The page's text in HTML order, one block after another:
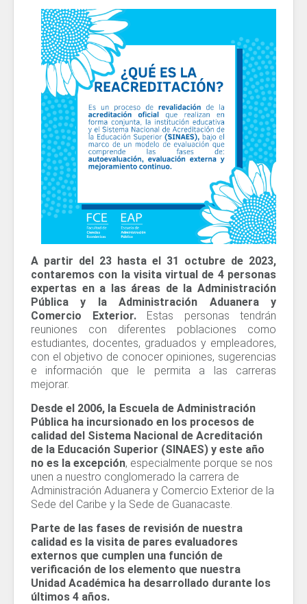
A partir del 23 hasta el 31 octubre de 2023,
contaremos con la visita virtual de 4 personas
expertas en a las áreas de la Administración
Pública y la Administración Aduanera y
Comercio Exterior.Estas personas tendrán
reuniones con diferentes poblaciones como
estudiantes, docentes, graduados y empleadores,
con el objetivo de conocer opiniones, sugerencias
e información que le permita a las carreras
mejorar.
Desde el 2006, la Escuela de Administración
Pública ha incursionado en los procesos de
calidad del Sistema Nacional de Acreditación
de la Educación Superior (SINAES) y este año
no es la excepción, especialmente porque se nos
unen a nuestro conglomerado la carrera de
Administración Aduanera y Comercio Exterior de la
Sede del Caribe y la Sede de Guanacaste.
Parte de las fases de revisión de nuestra
calidad es la visita de pares evaluadores
externos que cumplen una función de
verificación de los elemento que nuestra
Unidad Académica ha desarrollado durante los
últimos 4 años.